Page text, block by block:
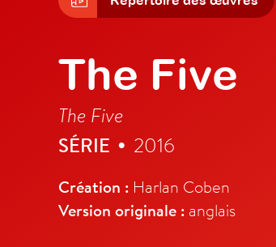
The Five
The Five
SÉRIE • 2016
Création : Harlan Coben
Version originale : anglais